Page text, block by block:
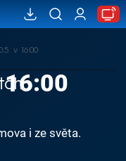
v 16:00
16:00
i ze světa.